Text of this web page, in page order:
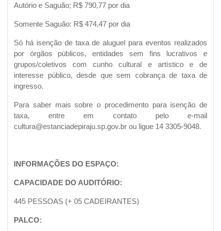
Autório e Saguão; R$ 790,77 por dia
Somente Saguão: R$ 474,47 por dia
Só há isenção de taxa de aluguel para eventos realizados
por órgãos públicos, entidades sem fins lucrativos e
grupos/coletivos com cunho cultural e artístico e de
interesse público, desde que sem cobrança de taxa de
ingresso.
Para saber mais sobre o procedimento para isenção de
taxa, entre em contato pelo e-mail
cultura@estanciadepiraju.sp.gov.br ou ligue 14 3305-9048.
INFORMAÇÕES DO ESPAÇO:
CAPACIDADE DO AUDITÓRIO:
445 PESSOAS (+ 05 CADEIRANTES)
PALCO: